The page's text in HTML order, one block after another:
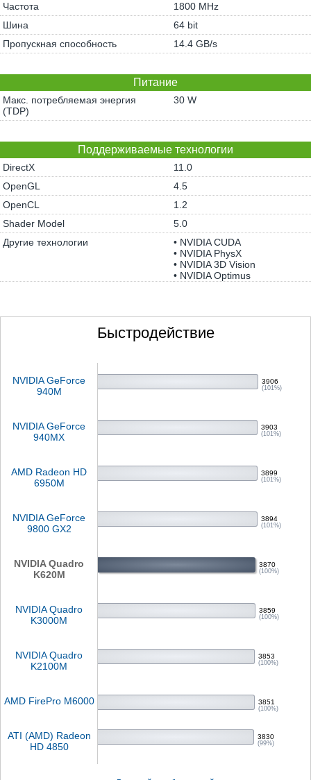
Частота
1800 MHz
Шина
64 bit
Пропускная способность
14.4 GB/s
Питание
Макс. потребляемая энергия
(TDP)
30 W
Поддерживаемые технологии
DirectX
11.0
OpenGL
4.5
OpenCL
1.2
Shader Model
5.0
Другие технологии
• NVIDIA CUDA
• NVIDIA PhysX
• NVIDIA 3D Vision
• NVIDIA Optimus
Быстродействие
NVIDIA GeForce
940M
3906
(101%)
NVIDIA GeForce
940MX
3903
(101%)
AMD Radeon HD
6950M
3899
(101%)
NVIDIA GeForce
9800 GX2
3894
(101%)
NVIDIA Quadro
K620M
3870
(100%)
NVIDIA Quadro
K3000M
3859
(100%)
NVIDIA Quadro
K2100M
3853
(100%)
AMD FirePro M6000 3851
(100%)
ATI (AMD) Radeon
HD 4850
3830
(99%)